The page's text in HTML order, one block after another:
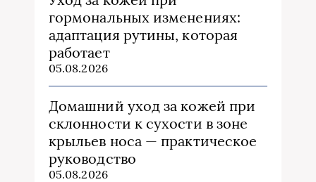
гормональных изменениях:
адаптация рутины, которая
работает
05.08.2026
Домашний уход за кожей при
склонности к сухости в зоне
крыльев носа — практическое
руководство
05.08.2026